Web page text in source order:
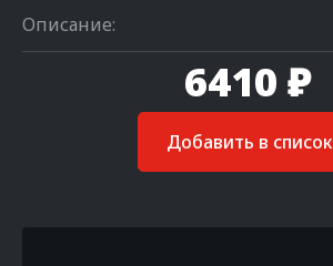
Описание:
6410 ₽
Добавить в список